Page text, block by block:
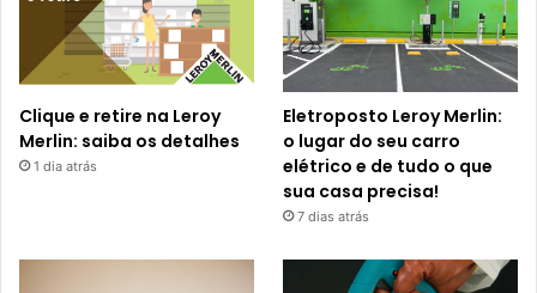
Clique e retire na Leroy
Merlin: saiba os detalhes
1 dia atrás
Eletroposto Leroy Merlin:
o lugar do seu carro
elétrico e de tudo o que
sua casa precisa!
7 dias atrás